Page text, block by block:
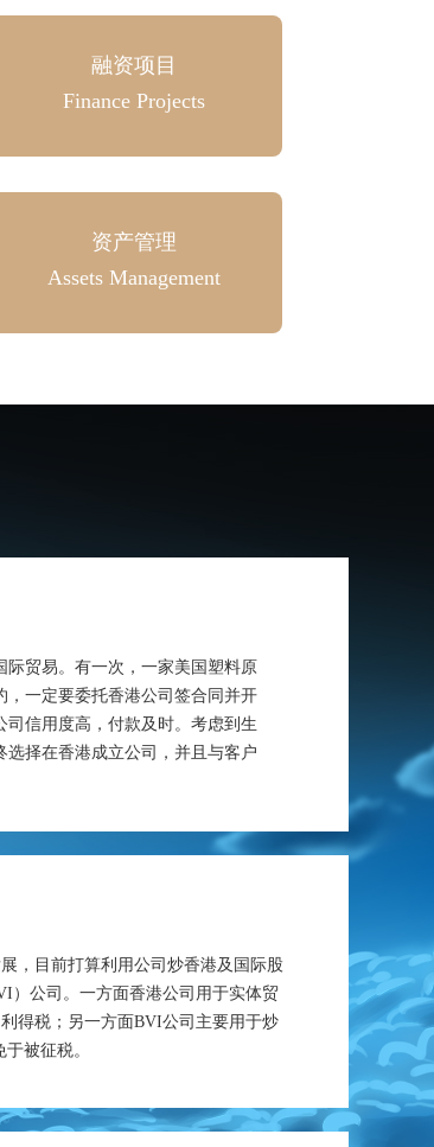
融资项目
Finance Projects
资产管理
Assets Management
际贸易。有一次，一家美国塑料原
，一定要委托香港公司签合同并开
司信用度高，付款及时。考虑到生
选择在香港成立公司，并且与客户
，目前打算利用公司炒香港及国际股
）公司。一方面香港公司用于实体贸
得税；另一方面BVI公司主要用于炒
被征税。